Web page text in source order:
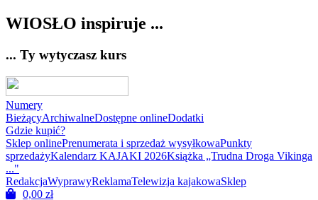
WIOSŁO inspiruje ...
... Ty wytyczasz kurs
Numery
BieżącyArchiwalneDostępne onlineDodatki
Gdzie kupić?
Sklep onlinePrenumerata i sprzedaż wysyłkowaPunkty
sprzedażyKalendarz KAJAKI 2026Książka „Trudna Droga Vikinga
..."
RedakcjaWyprawyReklamaTelewizja kajakowaSklep
0,00 zł